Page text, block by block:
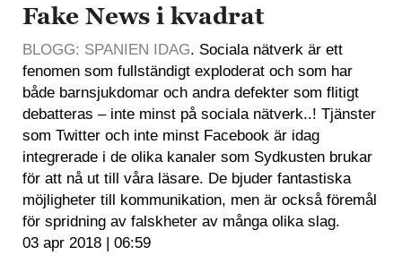
Fake News i kvadrat
BLOGG: SPANIEN IDAG. Sociala nätverk är ett
fenomen som fullständigt exploderat och som har
både barnsjukdomar och andra defekter som flitigt
debatteras – inte minst på sociala nätverk..! Tjänster
som Twitter och inte minst Facebook är idag
integrerade i de olika kanaler som Sydkusten brukar
för att nå ut till våra läsare. De bjuder fantastiska
möjligheter till kommunikation, men är också föremål
för spridning av falskheter av många olika slag.
03 apr 2018 | 06:59